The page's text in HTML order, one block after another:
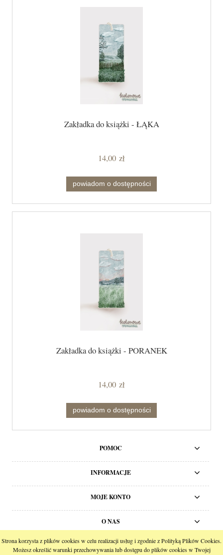
Strona korzysta z plików cookies w celu realizacji usług i zgodnie z Polityką Plików Cookies.
Możesz określić warunki przechowywania lub dostępu do plików cookies w Twojej
Zakładka do książki - ŁĄKA
14,00 zł
powiadom o dostępności
Zakładka do książki - PORANEK
14,00 zł
powiadom o dostępności
POMOC
INFORMACJE
MOJE KONTO
O NAS
pokaż pełną wersję strony